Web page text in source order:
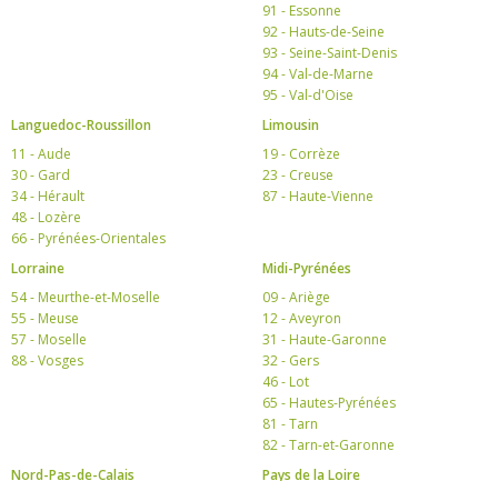
91 - Essonne
92 - Hauts-de-Seine
93 - Seine-Saint-Denis
94 - Val-de-Marne
95 - Val-d'Oise
Languedoc-Roussillon
11 - Aude
30 - Gard
34 - Hérault
48 - Lozère
66 - Pyrénées-Orientales
Limousin
19 - Corrèze
23 - Creuse
87 - Haute-Vienne
Lorraine
54 - Meurthe-et-Moselle
55 - Meuse
57 - Moselle
88 - Vosges
Midi-Pyrénées
09 - Ariège
12 - Aveyron
31 - Haute-Garonne
32 - Gers
46 - Lot
65 - Hautes-Pyrénées
81 - Tarn
82 - Tarn-et-Garonne
Nord-Pas-de-Calais
Pays de la Loire